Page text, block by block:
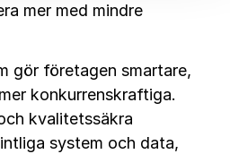
mer med mindre
gör företagen smartare,
konkurrenskraftiga.
kvalitetssäkra
system och data,